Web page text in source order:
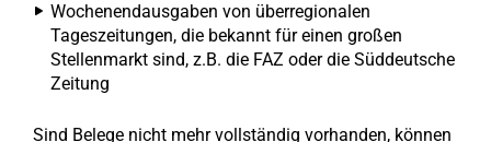
Wochenendausgaben von überregionalen
Tageszeitungen, die bekannt für einen großen
Stellenmarkt sind, z.B. die FAZ oder die Süddeutsche
Zeitung
Sind Belege nicht mehr vollständig vorhanden, können